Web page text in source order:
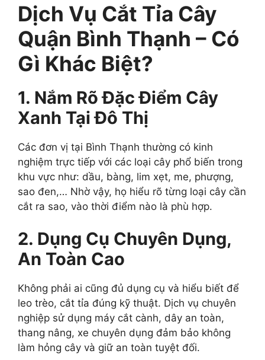
Dịch Vụ Cắt Tỉa Cây
Quận Bình Thạnh – Có
Gì Khác Biệt?
1. Nắm Rõ Đặc Điểm Cây
Xanh Tại Đô Thị
Các đơn vị tại Bình Thạnh thường có kinh
nghiệm trực tiếp với các loại cây phổ biến trong
khu vực như: dầu, bàng, lim xẹt, me, phượng,
sao đen,… Nhờ vậy, họ hiểu rõ từng loại cây cần
cắt ra sao, vào thời điểm nào là phù hợp.
2. Dụng Cụ Chuyên Dụng,
An Toàn Cao
Không phải ai cũng đủ dụng cụ và hiểu biết để
leo trèo, cắt tỉa đúng kỹ thuật. Dịch vụ chuyên
nghiệp sử dụng máy cắt cành, dây an toàn,
thang nâng, xe chuyên dụng đảm bảo không
làm hỏng cây và giữ an toàn tuyệt đối.